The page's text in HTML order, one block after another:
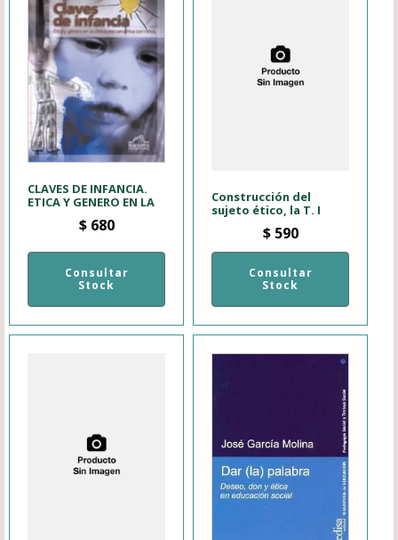
CLAVES DE INFANCIA.
ETICA Y GENERO EN LA
$680
Consultar
Stock
Construcción del
sujeto ético, la T. I
$590
Consultar
Stock